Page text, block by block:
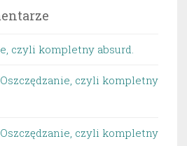
czyli kompletny absurd.
Oszczędzanie, czyli kompletny
Oszczędzanie, czyli kompletny